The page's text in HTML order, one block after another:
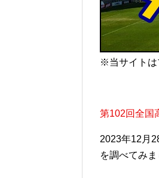
※当サイトは
第102回全国
2023年12月
を調べてみま